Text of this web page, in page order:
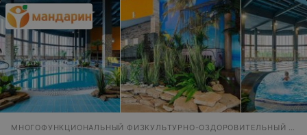
МНОГОФУНКЦИОНАЛЬНЫЙ ФИЗКУЛЬТУРНО-ОЗДОРОВИТЕЛЬНЫЙ КОМПЛЕКС